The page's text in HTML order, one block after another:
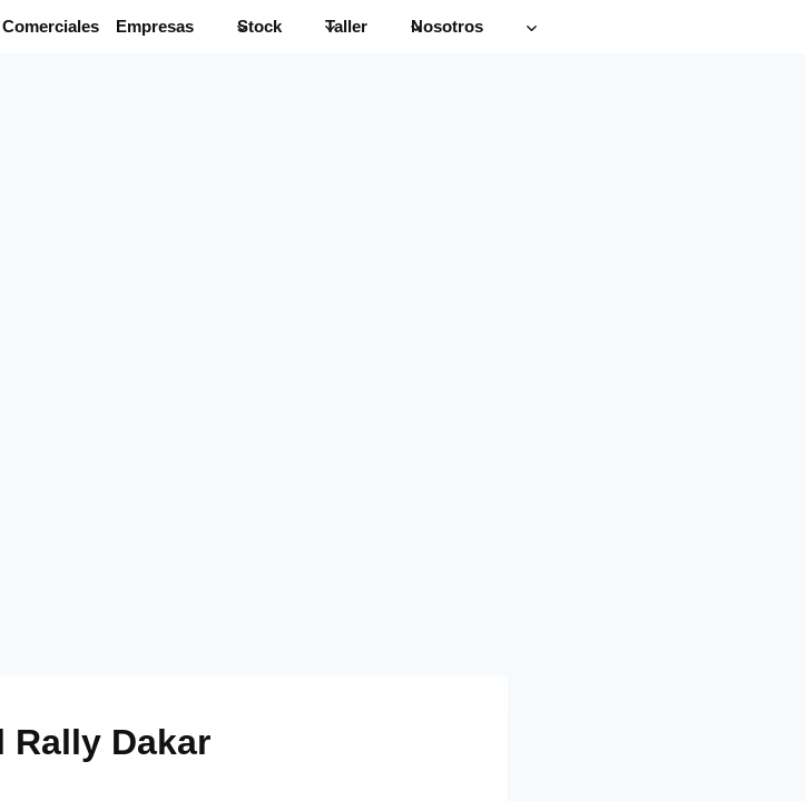
Empresas Stock Taller Nosotros
Rally Dakar